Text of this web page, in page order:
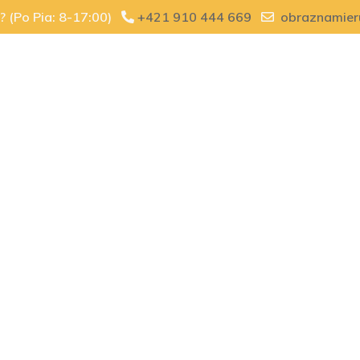
(Po Pia: 8-17:00) +421 910 444 669